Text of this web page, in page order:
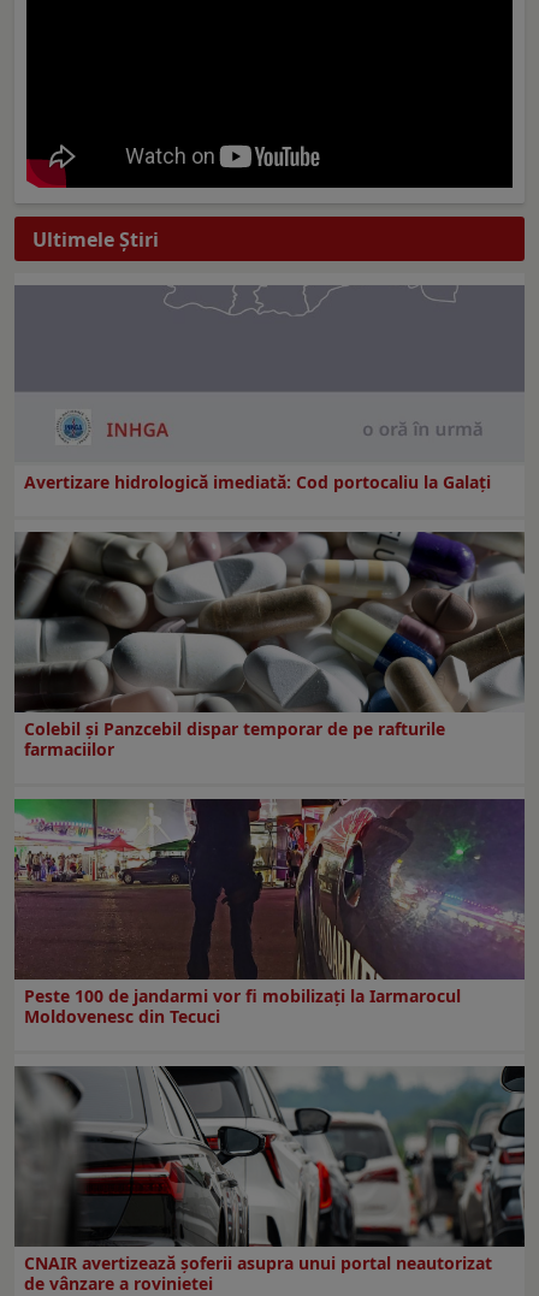
Ultimele Ştiri
Avertizare hidrologică imediată: Cod portocaliu la Galaţi
Colebil și Panzcebil dispar temporar de pe rafturile
farmaciilor
Peste 100 de jandarmi vor fi mobilizați la Iarmarocul
Moldovenesc din Tecuci
CNAIR avertizează șoferii asupra unui portal neautorizat
de vânzare a rovinietei